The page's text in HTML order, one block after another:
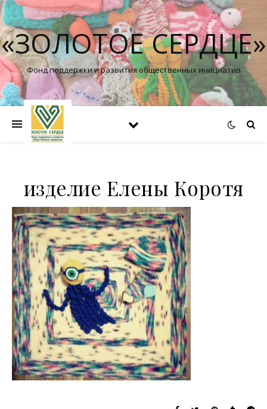
«ЗОЛОТОЕ СЕРДЦЕ»
Фонд поддержки и развития общественных инициатив
изделие Елены Коротя